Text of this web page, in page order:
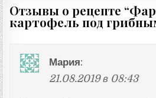
Отзывы о рецепте “
картофель под
Мария:
21.08.2019 в 08:43